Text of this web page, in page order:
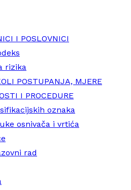
I POSLOVNICI
rizika
POSTUPANJA, MJERE
I PROCEDURE
oznaka
osnivača i vrtića
rad